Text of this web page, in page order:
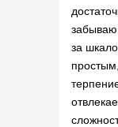
за